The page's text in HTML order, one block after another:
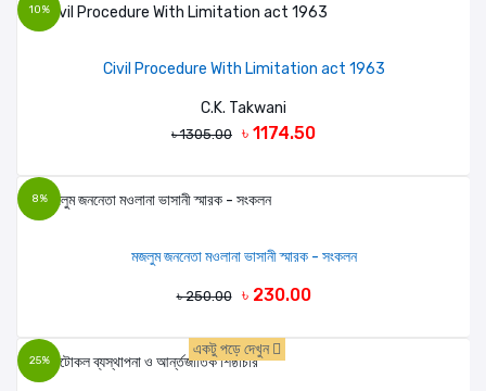
10%
Civil Procedure With Limitation act 1963
C.K. Takwani
৳ 1305.00 ৳ 1174.50
8%
মজলুম জননেতা মওলানা ভাসানী স্মারক - সংকলন
৳ 250.00 ৳ 230.00
25%
একটু পড়ে দেখুন